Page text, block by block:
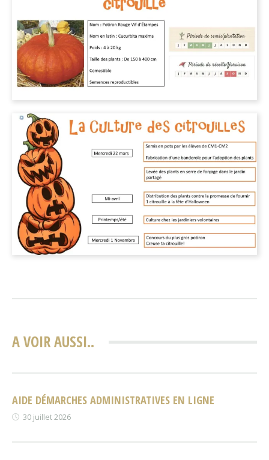
A VOIR AUSSI..
AIDE DÉMARCHES ADMINISTRATIVES EN LIGNE
30 juillet 2026